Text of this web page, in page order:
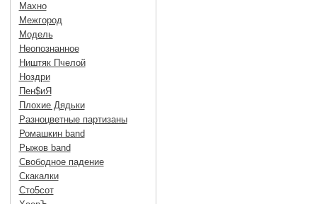
Махно
Межгород
Модель
Неопознанное
Ништяк Пчелой
Ноздри
Пен$иЯ
Плохие Дядьки
Разноцветные партизаны
Ромашкин band
Рыжов band
Свободное падение
Скакалки
Сто5сот